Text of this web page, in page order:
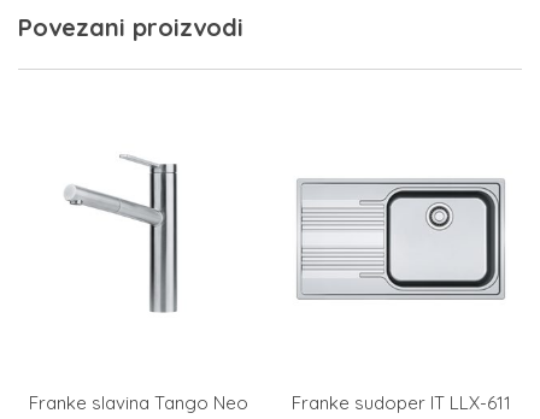
Povezani proizvodi
Franke slavina Tango Neo
Franke sudoper IT LLX-611